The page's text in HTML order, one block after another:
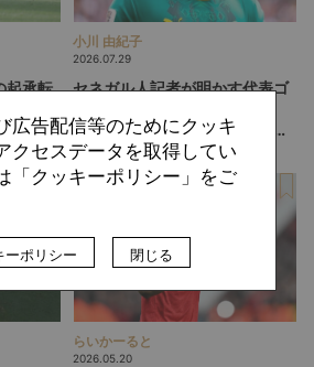
起承転
くる
ルイネ
リュ
小川 由紀子
2026.07.29
セネガル人記者が明かす代表ゴ
題、選手ボーナス未払い、宿
舎、食事管理、医療体制すべて
ダメダメ
SPECIAL
らいかーると
2026.05.20
広告配信等のためにクッキ
クセスデータを取得してい
「クッキーポリシー」をご
ーポリシー 閉じる